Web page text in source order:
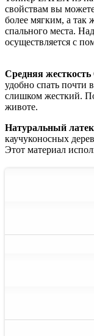
свойствам вы
более мягким, а так
спального места.
осуществляется с
Средняя жесткость
удобно спать почти
слишком жесткий.
животе.
Натуральный
каучуконосных
Этот материал